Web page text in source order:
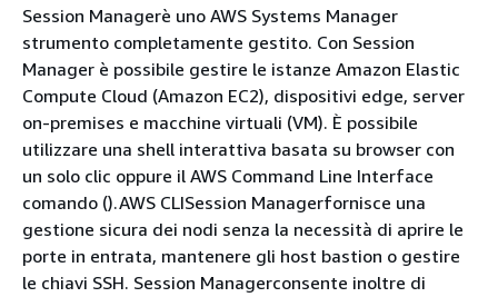
Session Managerè uno AWS Systems Manager
strumento completamente gestito. Con Session
Manager è possibile gestire le istanze Amazon Elastic
Compute Cloud (Amazon EC2), dispositivi edge, server
on-premises e macchine virtuali (VM). È possibile
utilizzare una shell interattiva basata su browser con
un solo clic oppure il AWS Command Line Interface
comando ().AWS CLISession Managerfornisce una
gestione sicura dei nodi senza la necessità di aprire le
porte in entrata, mantenere gli host bastion o gestire
le chiavi SSH. Session Managerconsente inoltre di